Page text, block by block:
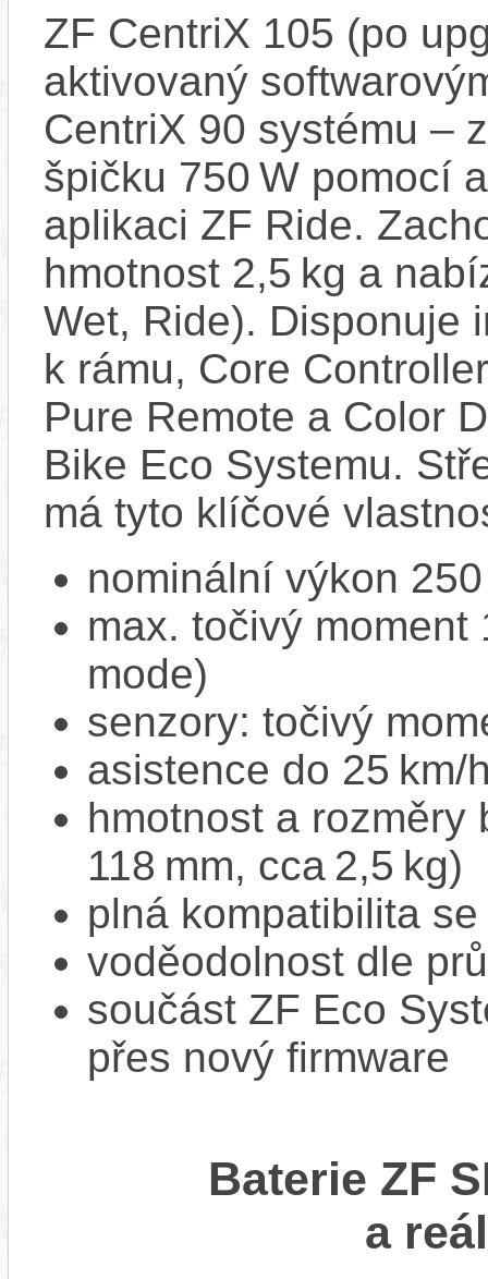
ZF CentriX 105 (po
aktivovaný
CentriX 90 systému –
špičku 750 W pomocí
aplikaci ZF Ride.
hmotnost 2,5 kg a
Wet, Ride). Disponuje
k rámu, Core
Pure Remote a Color
Bike Eco Systemu.
má tyto klíčové
nominální výkon
max. točivý moment
mode)
senzory: točivý
asistence do 25 km/
hmotnost a
118 mm, cca 2,5 kg)
plná kompatibilita
voděodolnost dle
součást ZF Eco
přes nový firmware
Baterie ZF
a